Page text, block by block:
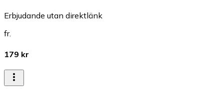
Erbjudande utan direktlänk
fr.
179 kr